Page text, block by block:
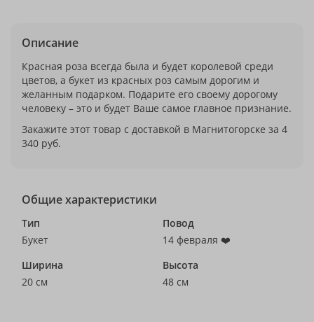
Описание
Красная роза всегда была и будет королевой среди
цветов, а букет из красных роз самым дорогим и
желанным подарком. Подарите его своему дорогому
человеку – это и будет Ваше самое главное признание.
Закажите этот товар с доставкой в Магнитогорске за 4
340 руб.
Общие характеристики
Тип
Букет
Повод
14 февраля ❤️
Ширина
20 см
Высота
48 см